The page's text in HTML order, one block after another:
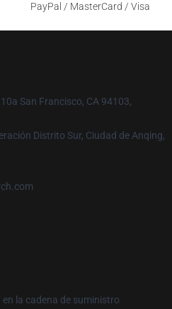
PayPal / MasterCard / Visa
San Francisco, CA 94103,
Distrito Sur, Ciudad de Anqing,
la cadena de suministro